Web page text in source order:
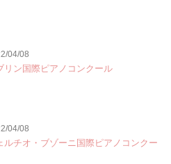
04/08
リン国際ピアノコンクール
04/08
ルチオ・ブゾーニ国際ピアノコンクー